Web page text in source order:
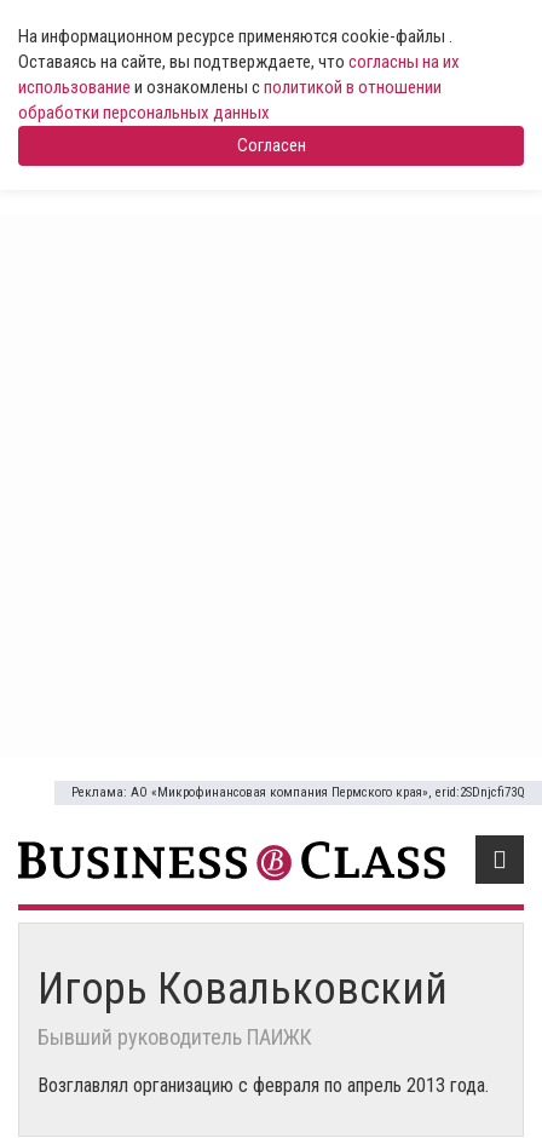
На информационном ресурсе применяются cookie-файлы .
Оставаясь на сайте, вы подтверждаете, что согласны на их
использование и ознакомлены сполитикой в отношении
обработки персональных данных
Согласен
Реклама: АО «Микрофинансовая компания Пермского края», erid:2SDnjcfi73Q
Игорь Ковальковский
Бывший руководитель ПАИЖК
Возглавлял организацию с февраля по апрель 2013 года.